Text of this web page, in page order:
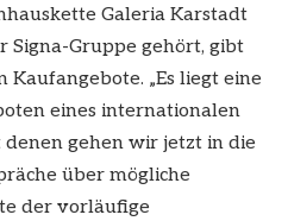
Galeria Karstadt
Signa-Gruppe gehört, gibt
Kaufangebote. „Es liegt eine
eines internationalen
gehen wir jetzt in die
über mögliche
der vorläufige